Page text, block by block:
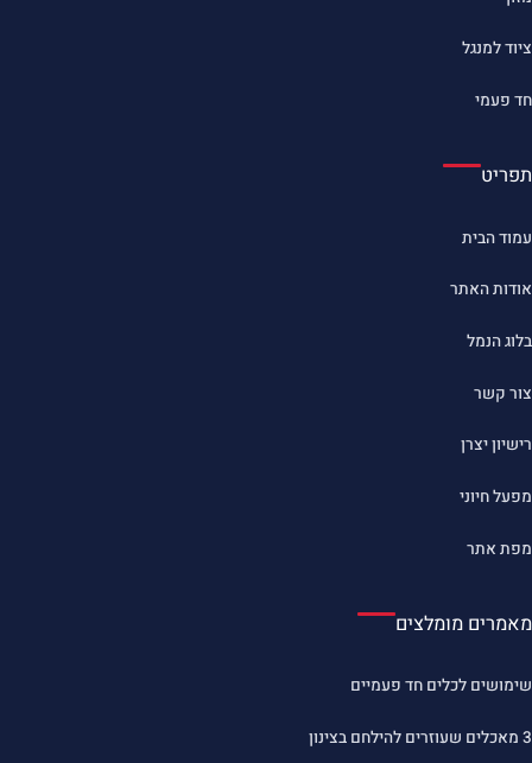
ציוד למנגל
חד פעמי
תפריט
עמוד הבית
אודות האתר
בלוג הנמל
צור קשר
רישיון יצרן
מפעל חיוני
מפת אתר
מאמרים מומלצים
שימושים לכלים חד פעמיים
3 מאכלים שעוזרים להילחם בצינון